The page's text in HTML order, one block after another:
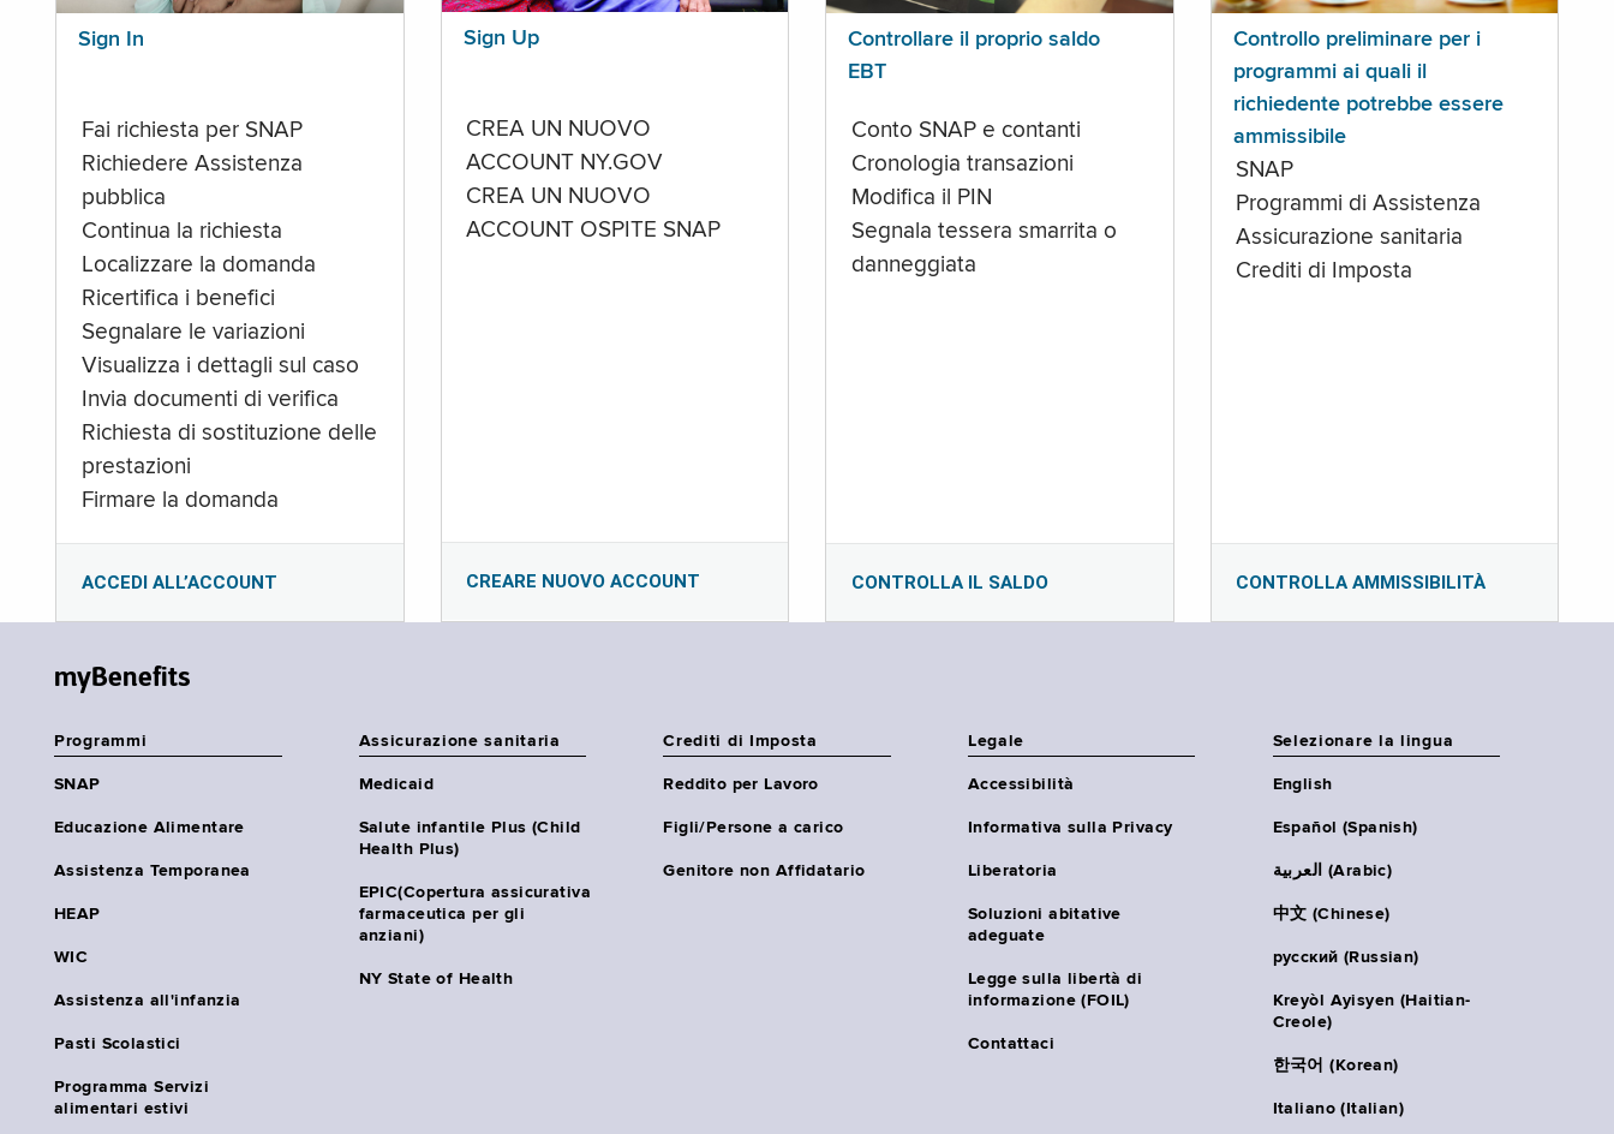
Sign In
Fai richiesta per SNAP
Richiedere Assistenza
pubblica
Continua la richiesta
Localizzare la domanda
Ricertifica i benefici
Segnalare le variazioni
Visualizza i dettagli sul caso
Invia documenti di verifica
Richiesta di sostituzione delle
prestazioni
Firmare la domanda
ACCEDI ALL’ACCOUNT
Sign Up
CREA UN NUOVO
ACCOUNT NY.GOV
CREA UN NUOVO
ACCOUNT OSPITE SNAP
CREARE NUOVO ACCOUNT
Controllare il proprio saldo
EBT
Conto SNAP e contanti
Cronologia transazioni
Modifica il PIN
Segnala tessera smarrita o
danneggiata
CONTROLLA IL SALDO
Controllo preliminare per i
programmi ai quali il
richiedente potrebbe essere
ammissibile
SNAP
Programmi di Assistenza
Assicurazione sanitaria
Crediti di Imposta
CONTROLLA AMMISSIBILITÀ
myBenefits
Programmi
SNAP
Educazione Alimentare
Assistenza Temporanea
HEAP
WIC
Assistenza all'infanzia
Pasti Scolastici
Programma Servizi
alimentari estivi
Assicurazione sanitaria
Medicaid
Salute infantile Plus (Child
Health Plus)
EPIC(Copertura assicurativa
farmaceutica per gli
anziani)
NY State of Health
Crediti di Imposta
Reddito per Lavoro
Figli/Persone a carico
Genitore non Affidatario
Legale
Accessibilità
Informativa sulla Privacy
Liberatoria
Soluzioni abitative
adeguate
Legge sulla libertà di
informazione (FOIL)
Contattaci
Selezionare la lingua
English
Español (Spanish)
العربية (Arabic)
中文 (Chinese)
русский (Russian)
Kreyòl Ayisyen (Haitian-
Creole)
한국어 (Korean)
Italiano (Italian)